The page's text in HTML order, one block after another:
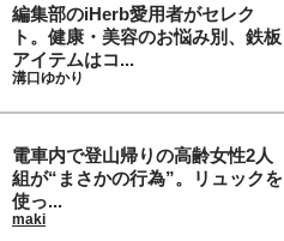
編集部のiHerb愛用者がセレク
ト。健康・美容のお悩み別、鉄板
アイテムはコ...
溝口ゆかり
電車内で登山帰りの高齢女性2人
組が“まさかの行為”。リュックを
使っ...
maki